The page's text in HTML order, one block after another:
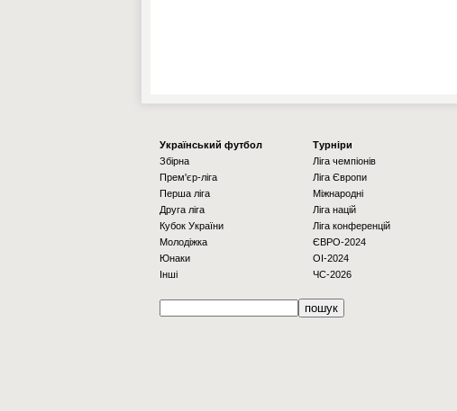
Українcький футбол
Збірна
Прем'єр-ліга
Перша ліга
Друга ліга
Кубок України
Молодіжка
Юнаки
Інші
Турніри
Ліга чемпіонів
Ліга Європи
Міжнародні
Ліга націй
Ліга конференцій
ЄВРО-2024
OI-2024
ЧС-2026